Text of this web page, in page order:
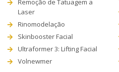
Remoção de Tatuagem a
Laser
Rinomodelação
Skinbooster Facial
Ultraformer 3: Lifting Facial
Volnewmer